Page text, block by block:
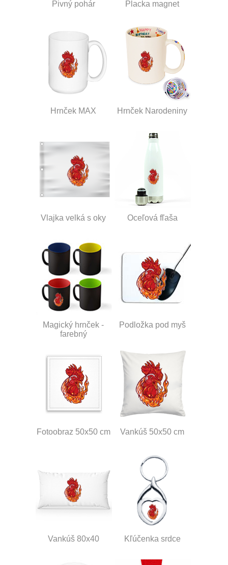
Pivný pohár Placka magnet
Hrnček MAX Hrnček Narodeniny
Vlajka velká s oky Oceľová fľaša
Magický hrnček -
farebný
Podložka pod myš
Fotoobraz 50x50 cm Vankúš 50x50 cm
Vankúš 80x40 Kľúčenka srdce